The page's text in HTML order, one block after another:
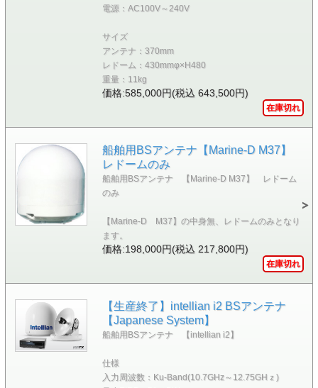
電源：AC100V～240V
サイズ
アンテナ：370mm
レドーム：430mmφ×H480
重量：11kg
価格:585,000円(税込 643,500円)
在庫切れ
船舶用BSアンテナ【Marine-D M37】
レドームのみ
船舶用BSアンテナ 【Marine-D M37】 レドーム
のみ
【Marine-D M37】の中身無、レドームのみとなり
ます。
価格:198,000円(税込 217,800円)
在庫切れ
【生産終了】intellian i2 BSアンテナ
【Japanese System】
船舶用BSアンテナ 【intellian i2】
仕様
入力周波数：Ku-Band(10.7GHz～12.75GHｚ)